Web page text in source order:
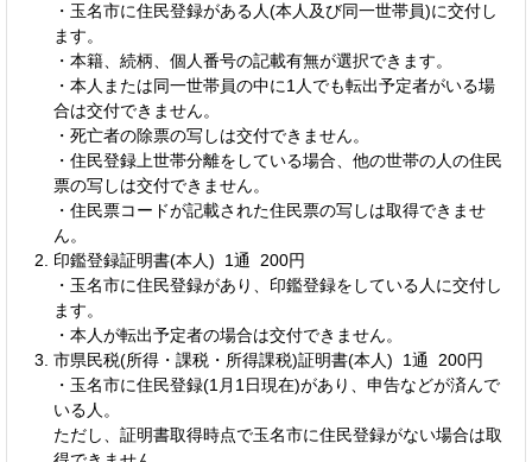
・玉名市に住民登録がある人(本人及び同一世帯員)に交付し
ます。
・本籍、続柄、個人番号の記載有無が選択できます。
・本人または同一世帯員の中に1人でも転出予定者がいる場
合は交付できません。
・死亡者の除票の写しは交付できません。
・住民登録上世帯分離をしている場合、他の世帯の人の住民
票の写しは交付できません。
・住民票コードが記載された住民票の写しは取得できませ
ん。
印鑑登録証明書(本人) 1通 200円
・玉名市に住民登録があり、印鑑登録をしている人に交付し
ます。
・本人が転出予定者の場合は交付できません。
市県民税(所得・課税・所得課税)証明書(本人) 1通 200円
・玉名市に住民登録(1月1日現在)があり、申告などが済んで
いる人。
ただし、証明書取得時点で玉名市に住民登録がない場合は取